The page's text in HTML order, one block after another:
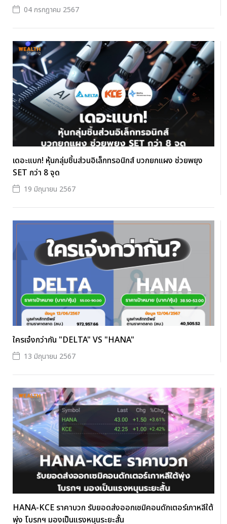
04 กรกฎาคม 2567
เดอะแบก! หุ้นกลุ่มชิ้นส่วนอิเล็กทรอนิกส์ บวกยกแผง ช่วยพยุง
SET กว่า 8 จุด
19 มิถุนายน 2567
ใครเจ๋งกว่ากัน "DELTA" VS "HANA"
13 มิถุนายน 2567
HANA-KCE ราคาบวก รับยอดส่งออกเซมิคอนดักเตอร์เกาหลีใต้
พุ่ง โบรกฯ มองเป็นแรงหนุนระยะสั้น